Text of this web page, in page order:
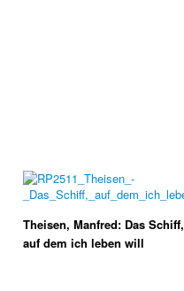
Theisen, Manfred: Das Schiff,
auf dem ich leben will